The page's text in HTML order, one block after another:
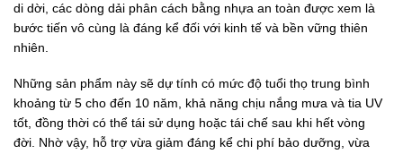
di dời, các dòng dải phân cách bằng nhựa an toàn được xem là
bước tiến vô cùng là đáng kể đối với kinh tế và bền vững thiên
nhiên.
Những sản phẩm này sẽ dự tính có mức độ tuổi thọ trung bình
khoảng từ 5 cho đến 10 năm, khả năng chịu nắng mưa và tia UV
tốt, đồng thời có thể tái sử dụng hoặc tái chế sau khi hết vòng
đời. Nhờ vậy, hỗ trợ vừa giảm đáng kể chi phí bảo dưỡng, vừa